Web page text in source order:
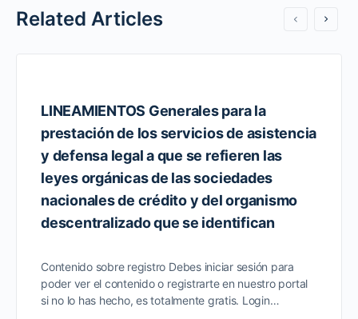
Related Articles
LINEAMIENTOS Generales para la
prestación de los servicios de asistencia
y defensa legal a que se refieren las
leyes orgánicas de las sociedades
nacionales de crédito y del organismo
descentralizado que se identifican
Contenido sobre registro Debes iniciar sesión para
poder ver el contenido o registrarte en nuestro portal
si no lo has hecho, es totalmente gratis. Login…